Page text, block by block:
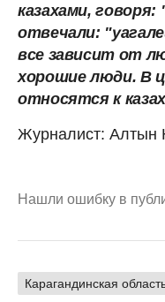
казахами,
отвечали:
все зависит от
хорошие люди. В
относятся к
Журналист: Алтын
Нашли ошибку в
Карагандинская